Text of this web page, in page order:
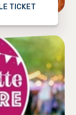
TICKET